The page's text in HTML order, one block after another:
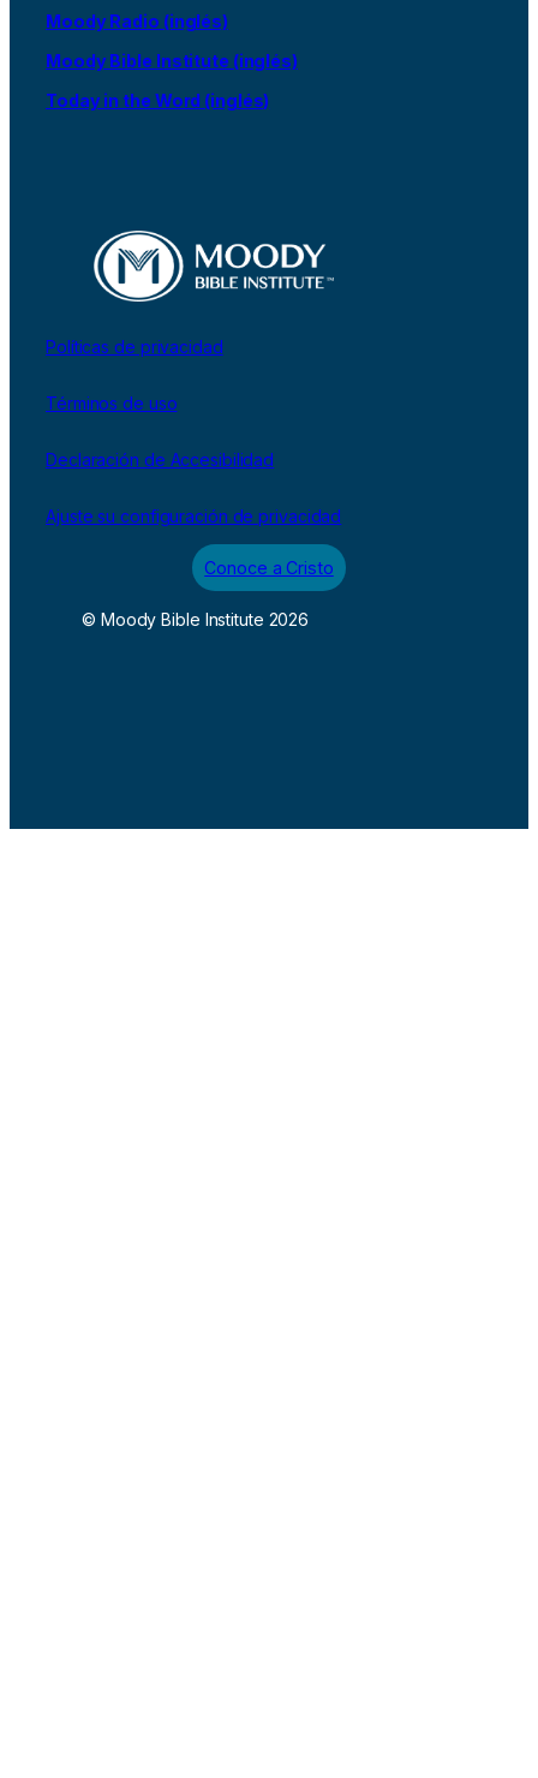
Moody Radio (inglés)
Moody Bible Institute (inglés)
Today in the Word (inglés)
Políticas de privacidad
Términos de uso
Declaración de Accesibilidad
Ajuste su configuración de privacidad
Conoce a Cristo
© Moody Bible Institute 2026